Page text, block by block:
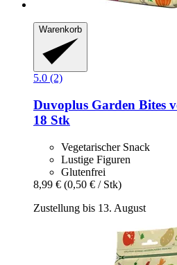
Warenkorb
5.0 (2)
Duvoplus Garden Bites
18 Stk
Vegetarischer Snack
Lustige Figuren
Glutenfrei
8,99 € (0,50 € / Stk)
Zustellung bis 13. August